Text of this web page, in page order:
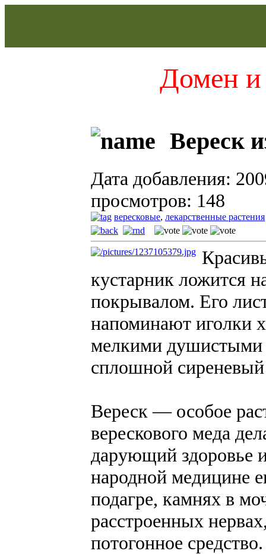
Домен и
Вереск
Дата добавления:
просмотров: 148
вересковые, лекарственные растения
кустарник ложится
покрывалом. Его
напоминают иголки
мелкими душистыми
сплошной сиреневый
Вереск — особое
верескового меда
дарующий здоровье
народной медицине
подагре, камнях в
расстроенных
потогонное средство.